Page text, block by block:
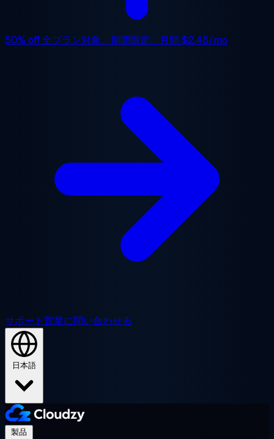
50% off全プラン対象、期間限定。月額$2.48/mo
サポート営業に問い合わせる
日本語